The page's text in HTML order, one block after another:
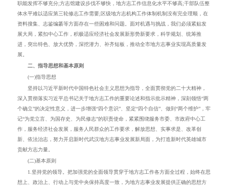
职能发挥不够充分;方志馆建设步伐不够快，地方志工作信息化水平不够高;干部队伍整
体水平难以适应第三轮修志工作需要;区级地方志机构工作体制机制没有完全理顺，在
资料搜集、志鉴编纂等方面存在一些困难和问题。面对机遇与挑战，我们必须紧贴发
展大局，紧扣中心工作，积极适应经济社会发展新形势新要求，科学规划、统筹推
进，突出特色、放大优势，深挖潜力、补齐短板，推动全市地方志事业实现高质量发
展。
二、指导思想和基本原则
(一)指导思想
坚持以习近平新时代中国特色社会主义思想为指导，全面贯彻党的二十大精神，
深入贯彻落实习近平总书记关于地方志工作的重要论述和指示批示精神，深刻领悟“两
个确立”的决定性意义，进一步增强“四个意识”、坚定“四个自信”、做到“两个维护” ，牢
记“为党立言、为国存史、为民修志”的职责使命，紧紧围绕服务市委、市政府中心工
作
服务经济社会发展 服务人民群众的工作要求 ，解放思想 、实事求是 、改革创
新 、依法治志，努力开启新时代武汉地方志事业发展新局面，为打造新时代英雄城市
贡献方志力量
(二)基本原则
1. 坚持党的领导。把加强党的全面领导贯穿于地方志工作各方面全过程，始终在思
想上、政治上、行动上与党中央保持高度一致， 为地方志事业发展提供正确的思想方